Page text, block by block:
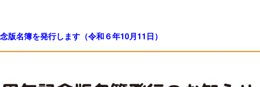
名簿を発行します（令和６年10月11日）